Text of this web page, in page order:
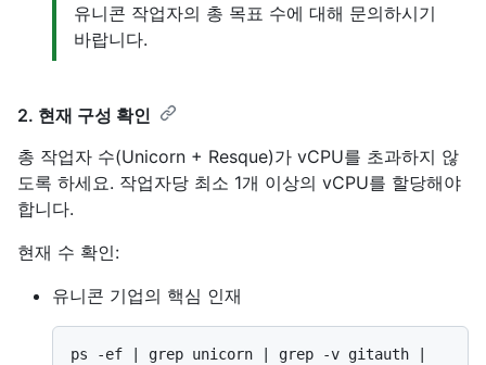
유니콘 작업자의 총 목표 수에 대해 문의하시기
바랍니다.
2. 현재 구성 확인
총 작업자 수(Unicorn + Resque)가 vCPU를 초과하지 않
도록 하세요. 작업자당 최소 1개 이상의 vCPU를 할당해야
합니다.
현재 수 확인:
유니콘 기업의 핵심 인재
ps -ef | grep unicorn | grep -v gitauth |